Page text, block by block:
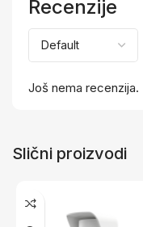
Recenzije
Još nema recenzija.
Slični proizvodi